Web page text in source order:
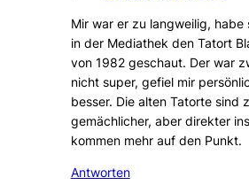
Mir war er zu langweilig, habe
in der Mediathek den Tatort
von 1982 geschaut. Der war
nicht super, gefiel mir
besser. Die alten Tatorte sind
gemächlicher, aber direkter
kommen mehr auf den Punkt.
Antworten